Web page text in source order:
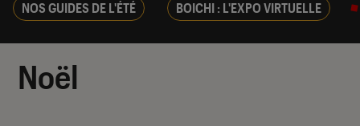
NOS GUIDES DE L'ÉTÉ BOICHI : L'EXPO VIRTUELLE
Noël